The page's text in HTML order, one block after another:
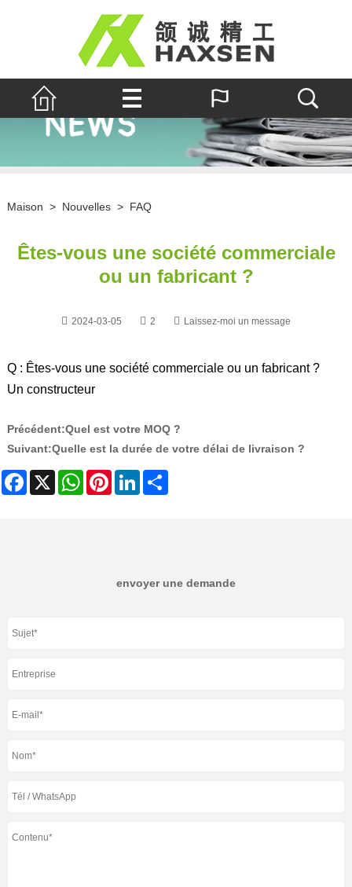
Maison > Nouvelles > FAQ
Êtes-vous une société commerciale
ou un fabricant ?
2024-03-05 2 Laissez-moi un message
Q : Êtes-vous une société commerciale ou un fabricant ?
Un constructeur
Précédent:Quel est votre MOQ ?
Suivant:Quelle est la durée de votre délai de livraison ?
Facebook WhatsAppPinterestLinkedIn
envoyer une demande